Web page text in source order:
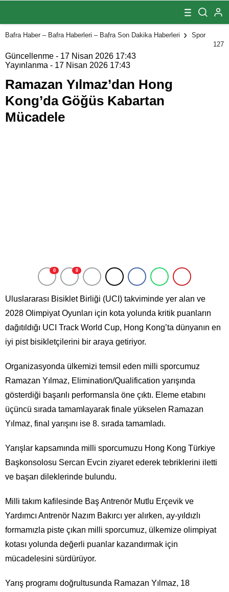
Hong Kong’da
Göğüs Kabartan
Mücadele
Bafra Haber – Bafra Haberleri – Bafra Son Dakika Haberleri
Spor
127
Güncellenme - 17 Nisan 2026 17:43
Yayınlanma - 17 Nisan 2026 17:43
Ramazan Yılmaz’dan Hong
Kong’da Göğüs Kabartan
Mücadele
0 0
Uluslararası Bisiklet Birliği (UCI) takviminde yer alan ve
2028 Olimpiyat Oyunları için kota yolunda kritik puanların
dağıtıldığı UCI Track World Cup, Hong Kong’ta dünyanın en
iyi pist bisikletçilerini bir araya getiriyor.
Organizasyonda ülkemizi temsil eden milli sporcumuz
Ramazan Yılmaz, Elimination/Qualification yarışında
gösterdiği başarılı performansla öne çıktı. Eleme etabını
üçüncü sırada tamamlayarak finale yükselen Ramazan
Yılmaz, final yarışını ise 8. sırada tamamladı.
Yarışlar kapsamında milli sporcumuzu Hong Kong Türkiye
Başkonsolosu Sercan Evcin ziyaret ederek tebriklerini iletti
ve başarı dileklerinde bulundu.
Milli takım kafilesinde Baş Antrenör Mutlu Erçevik ve
Yardımcı Antrenör Nazım Bakırcı yer alırken, ay-yıldızlı
formamızla piste çıkan milli sporcumuz, ülkemize olimpiyat
kotası yolunda değerli puanlar kazandırmak için
mücadelesini sürdürüyor.
Yarış programı doğrultusunda Ramazan Yılmaz, 18